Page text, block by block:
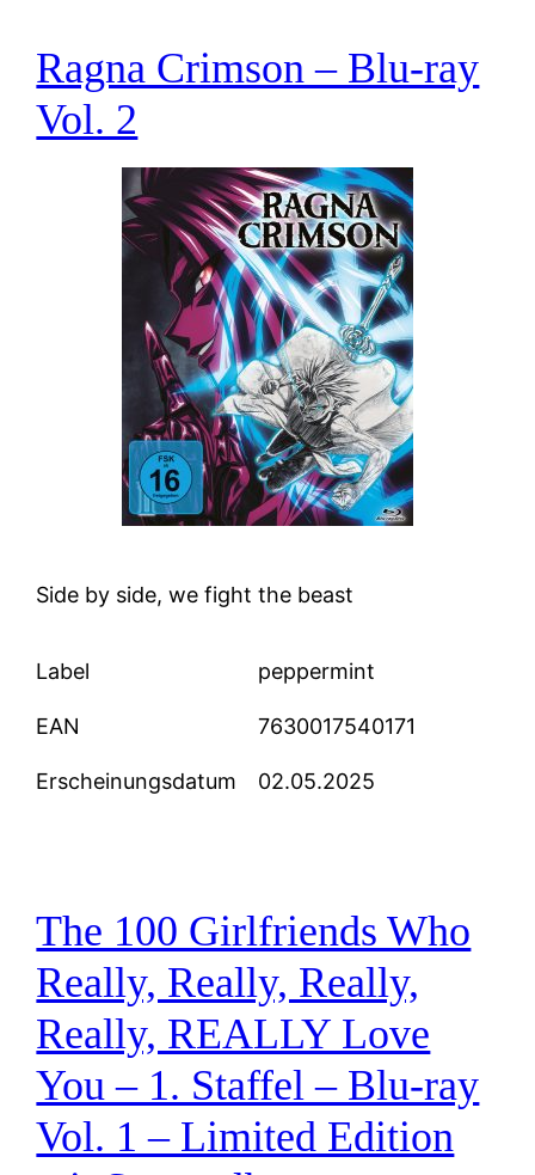
Ragna Crimson – Blu-ray
Vol. 2
Side by side, we fight the beast
Label peppermint
EAN 7630017540171
Erscheinungsdatum 02.05.2025
The 100 Girlfriends Who
Really, Really, Really,
Really, REALLY Love
You – 1. Staffel – Blu-ray
Vol. 1 – Limited Edition